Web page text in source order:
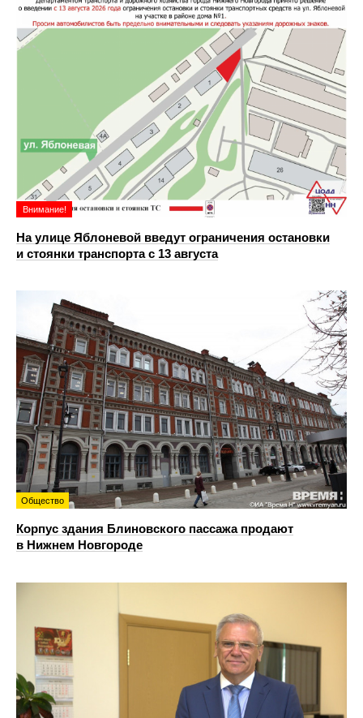
Внимание!
На улице Яблоневой введут ограничения остановки
и стоянки транспорта с 13 августа
Общество
Корпус здания Блиновского пассажа продают
в Нижнем Новгороде